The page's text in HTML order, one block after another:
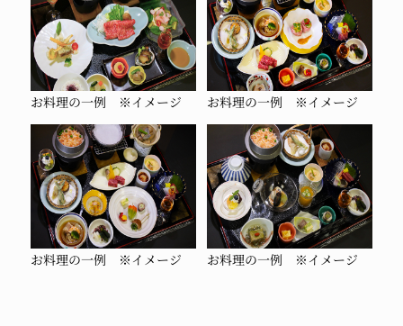
お料理の一例 ※イメージ お料理の一例 ※イメージ
お料理の一例 ※イメージ お料理の一例 ※イメージ